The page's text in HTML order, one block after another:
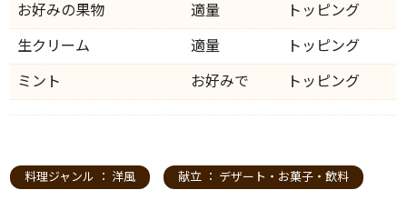
お好みの果物 適量 トッピング
生クリーム 適量 トッピング
ミント お好みで トッピング
料理ジャンル ： 洋風 献立 ： デザート・お菓子・飲料